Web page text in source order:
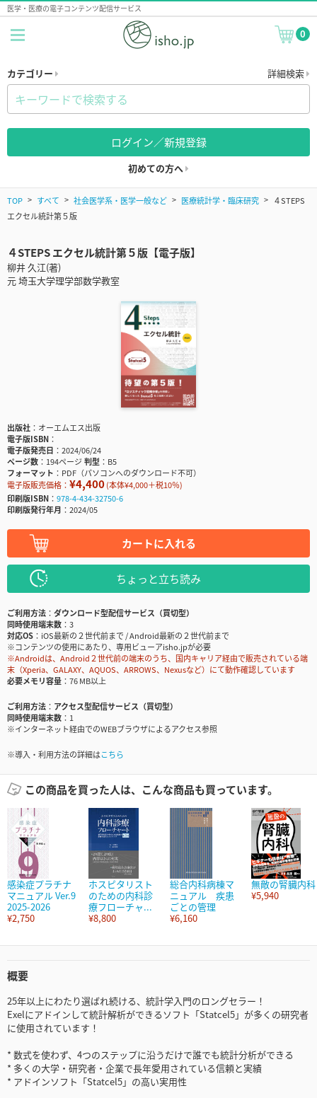
医学・医療の電子コンテンツ配信サービス
0
カテゴリー 詳細検索
ログイン／新規登録
初めての方へ
TOP すべて 社会医学系・医学一般など 医療統計学・臨床研究
４STEPS
エクセル統計第５版
４STEPS エクセル統計第５版【電子版】
柳井 久江(著)
元 埼玉大学理学部数学教室
出版社
オーエムエス出版
電子版ISBN
電子版発売日
2024/06/24
ページ数
194ページ判型
B5
フォーマット
PDF（パソコンへのダウンロード不可）
電子版販売価格： ¥4,400(本体¥4,000＋税10％)
印刷版ISBN
978-4-434-32750-6
印刷版発行年月
2024/05
カートに入れる
ちょっと立ち読み
ご利用方法
ダウンロード型配信サービス（買切型）
同時使用端末数
3
対応OS
iOS最新の２世代前まで / Android最新の２世代前まで
※コンテンツの使用にあたり、専用ビューアisho.jpが必要
※Androidは、Android２世代前の端末のうち、国内キャリア経由で販売されている端
末（Xperia、GALAXY、AQUOS、ARROWS、Nexusなど）にて動作確認しています
必要メモリ容量
76 MB以上
ご利用方法
アクセス型配信サービス（買切型）
同時使用端末数
1
※インターネット経由でのWEBブラウザによるアクセス参照
※導入・利用方法の詳細はこちら
この商品を買った人は、こんな商品も買っています。
感染症プラチナ
マニュアル Ver.9
2025-2026
¥2,750
ホスピタリスト
のための内科診
療フローチャ...
¥8,800
総合内科病棟マ
ニュアル 疾患
ごとの管理
¥6,160
無敵の腎臓内科
¥5,940
概要
25年以上にわたり選ばれ続ける、統計学入門のロングセラー！
Exelにアドインして統計解析ができるソフト「Statcel5」が多くの研究者
に使用されています！
* 数式を使わず、4つのステップに沿うだけで誰でも統計分析ができる
* 多くの大学・研究者・企業で長年愛用されている信頼と実績
* アドインソフト「Statcel5」の高い実用性